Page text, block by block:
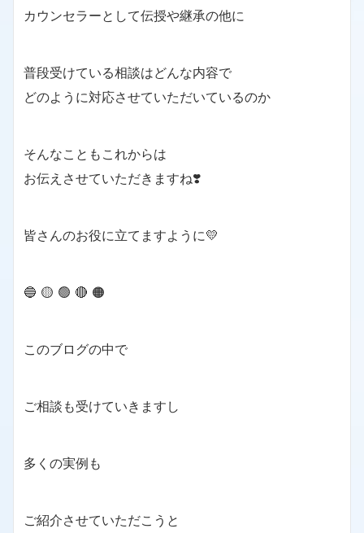
カウンセラーとして伝授や継承の他に
普段受けている相談はどんな内容で
どのように対応させていただいているのか
そんなこともこれからは
お伝えさせていただきますね❣️
皆さんのお役に立てますように💛
🔵 🟡 🟢 🔴 🟠
このブログの中で
ご相談も受けていきますし
多くの実例も
ご紹介させていただこうと